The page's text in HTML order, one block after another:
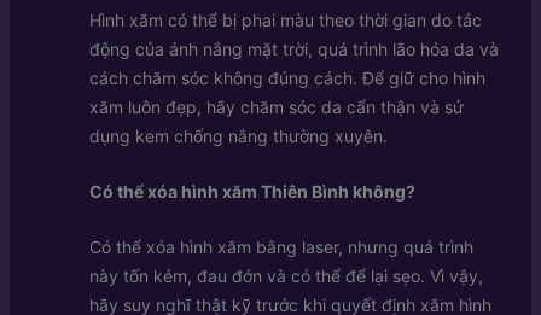
Hình xăm có thể bị phai màu theo thời gian do tác
động của ánh nắng mặt trời, quá trình lão hóa da và
cách chăm sóc không đúng cách. Để giữ cho hình
xăm luôn đẹp, hãy chăm sóc da cẩn thận và sử
dụng kem chống nắng thường xuyên.
Có thể xóa hình xăm Thiên Bình không?
Có thể xóa hình xăm bằng laser, nhưng quá trình
này tốn kém, đau đớn và có thể để lại sẹo. Vì vậy,
hãy suy nghĩ thật kỹ trước khi quyết định xăm hình